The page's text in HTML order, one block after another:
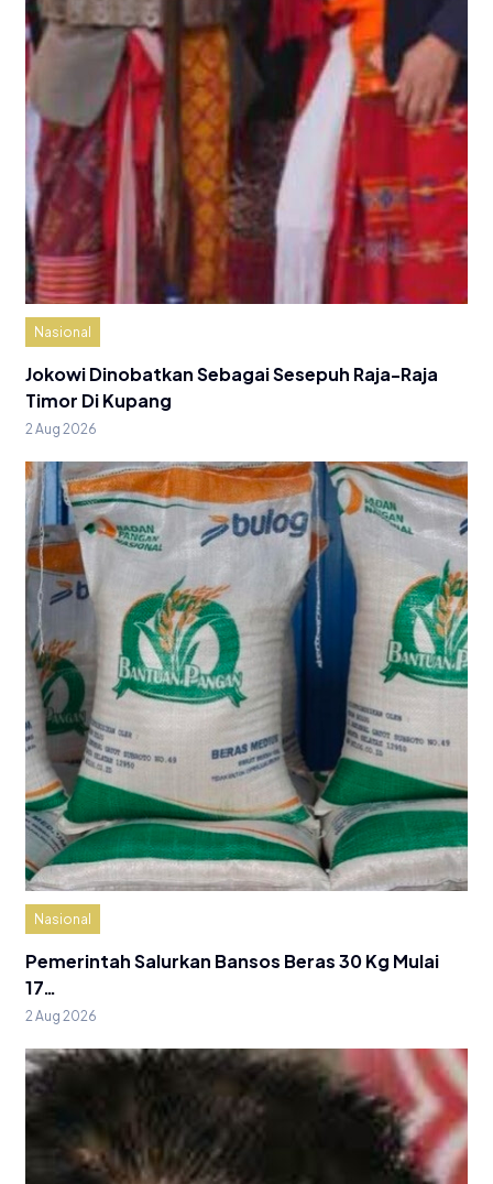
Nasional
Jokowi Dinobatkan Sebagai Sesepuh Raja-Raja
Timor Di Kupang
2 Aug 2026
Nasional
Pemerintah Salurkan Bansos Beras 30 Kg Mulai
17…
2 Aug 2026